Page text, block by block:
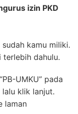
izin PKD
kamu miliki.
dahulu.
UMKU” pada
lalu klik lanjut.
laman